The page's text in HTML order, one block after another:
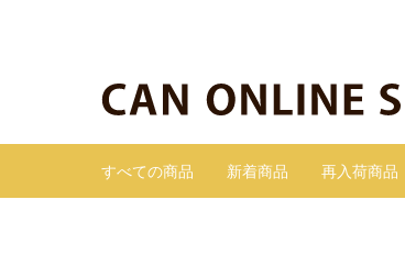
すべての商品 新着商品 再入荷商品